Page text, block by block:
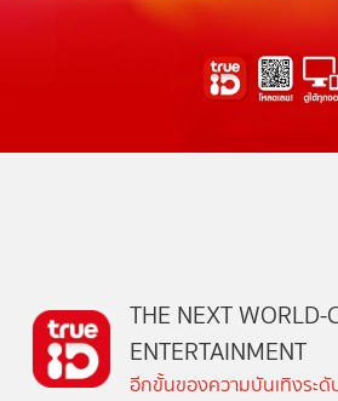
THE NEXT WORLD-
ENTERTAINMENT
อีกขั้นของความบันเทิงระ